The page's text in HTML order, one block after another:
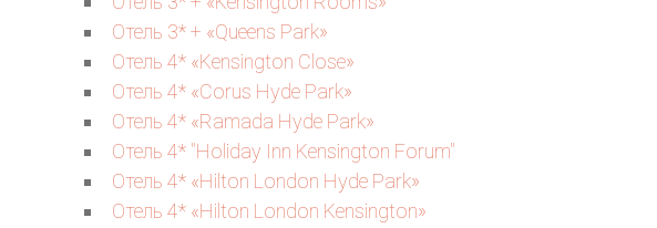
Отель 3* + «Queens Park»
Отель 4* «Kensington Close»
Отель 4* «Corus Hyde Park»
Отель 4* «Ramada Hyde Park»
Отель 4* "Holiday Inn Kensington Forum"
Отель 4* «Hilton London Hyde Park»
Отель 4* «Hilton London Kensington»